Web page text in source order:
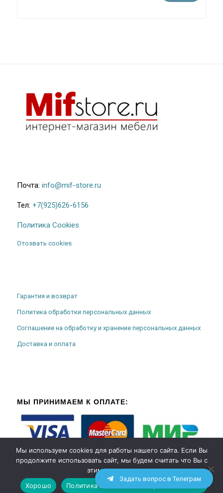
Почта: info@mif-store.ru
Тел: +7(925)626-6156
Политика Cookies
Отозвать cookies
Гарантия и возврат
Политика обработки персональных данных
Соглашение на обработку и хранение персональных данных
Доставка и оплата
МЫ ПРИНИМАЕМ К ОПЛАТЕ:
Задать вопрос в Телеграм
Мы используем cookies для работы нашего сайта. Если Вы
продолжите использовать сайт, мы будем считать что Вы с
этим согласны.
Хорошо
Политика использования файлов cookies